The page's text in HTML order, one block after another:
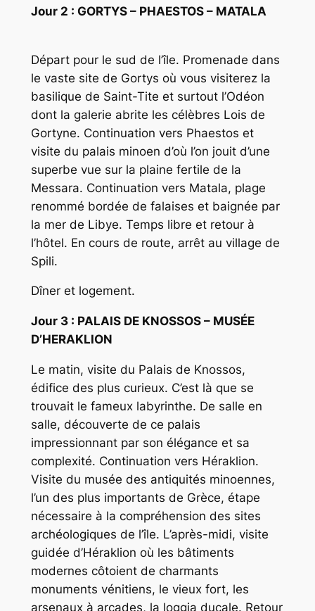
Jour 2 : GORTYS – PHAESTOS – MATALA
Départ pour le sud de l’île. Promenade dans
le vaste site de Gortys où vous visiterez la
basilique de Saint-Tite et surtout l’Odéon
dont la galerie abrite les célèbres Lois de
Gortyne. Continuation vers Phaestos et
visite du palais minoen d’où l’on jouit d’une
superbe vue sur la plaine fertile de la
Messara. Continuation vers Matala, plage
renommé bordée de falaises et baignée par
la mer de Libye. Temps libre et retour à
l’hôtel. En cours de route, arrêt au village de
Spili.
Dîner et logement.
Jour 3 : PALAIS DE KNOSSOS – MUSÉE
D’HERAKLION
Le matin, visite du Palais de Knossos,
édifice des plus curieux. C’est là que se
trouvait le fameux labyrinthe. De salle en
salle, découverte de ce palais
impressionnant par son élégance et sa
complexité. Continuation vers Héraklion.
Visite du musée des antiquités minoennes,
l’un des plus importants de Grèce, étape
nécessaire à la compréhension des sites
archéologiques de l’île. L’après-midi, visite
guidée d’Héraklion où les bâtiments
modernes côtoient de charmants
monuments vénitiens, le vieux fort, les
arsenaux à arcades, la loggia ducale. Retour